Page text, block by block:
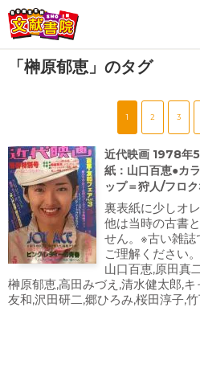
会員登録
「榊原郁恵」のタグ
1 2 3
近代映画 1978年
紙：山口百恵●カ
ップ＝狩人/フロ
裏表紙に少しオ
他は当時の古書
せん。※古い雑誌
ご理解ください。
山口百恵,原田真
榊原郁恵,高田みづえ,清水健太郎,
友和,沢田研二,郷ひろみ,桜田淳子,